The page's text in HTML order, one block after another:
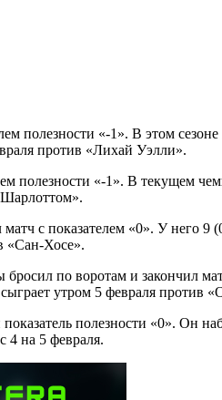
полезности «-1». В этом
против «Лихай Уэлли».
полезности «-1». В текущем
с показателем «0». У него
«Сан-Хосе».
по воротам и закончил
утром 5 февраля против
полезности «0». Он
4 на 5 февраля.